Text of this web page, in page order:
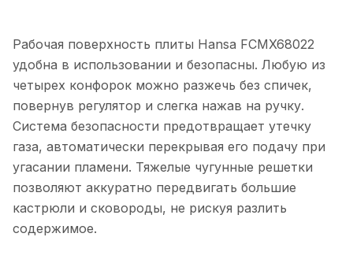
Рабочая поверхность плиты Hansa FCMX68022
удобна в использовании и безопасны. Любую из
четырех конфорок можно разжечь без спичек,
повернув регулятор и слегка нажав на ручку.
Система безопасности предотвращает утечку
газа, автоматически перекрывая его подачу при
угасании пламени. Тяжелые чугунные решетки
позволяют аккуратно передвигать большие
кастрюли и сковороды, не рискуя разлить
содержимое.